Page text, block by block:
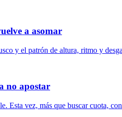
a asomar
y el patrón de altura, ritmo y
no apostar
Esta vez, más que buscar cuota,